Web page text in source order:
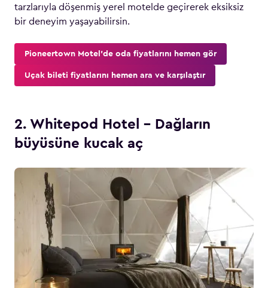
tarzlarıyla döşenmiş yerel motelde geçirerek eksiksiz
bir deneyim yaşayabilirsin.
Pioneertown Motel’de oda fiyatlarını hemen gör
Uçak bileti fiyatlarını hemen ara ve karşılaştır
2. Whitepod Hotel – Dağların
büyüsüne kucak aç